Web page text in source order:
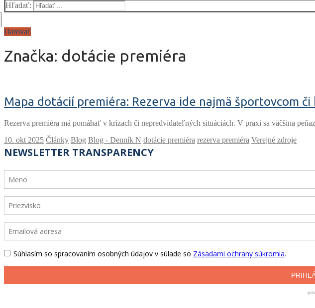
Hľadať:
Darovať
Značka: dotácie premiéra
Mapa dotácií premiéra: Rezerva ide najmä športovcom
Rezerva premiéra má pomáhať v krízach či nepredvídateľných situáciách. V praxi sa väčšina
Články Blog Blog - Denník N dotácie premiéra rezerva premiéra Verejné zdroje